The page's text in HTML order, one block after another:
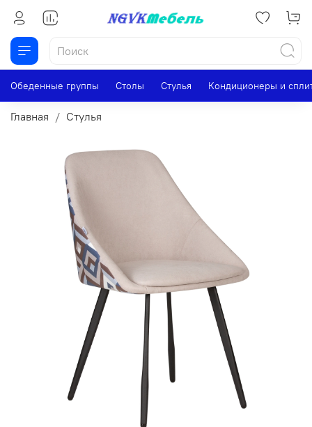
Обеденные группы Столы Стулья Кондиционеры и
Главная Стулья